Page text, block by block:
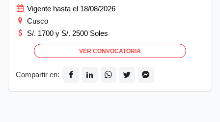
Vigente hasta el 18/08/2026
Cusco
S/. 1700 y S/. 2500 Soles
VER CONVOCATORIA
Compartir en: